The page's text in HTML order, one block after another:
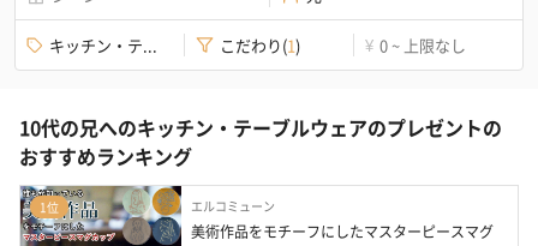
キッチン・テ... こだわり(1) ¥ 0 ~ 上限なし
10代の兄へのキッチン・テーブルウェアのプレゼントの
おすすめランキング
1位 エルコミューン
美術作品をモチーフにしたマスターピースマグ